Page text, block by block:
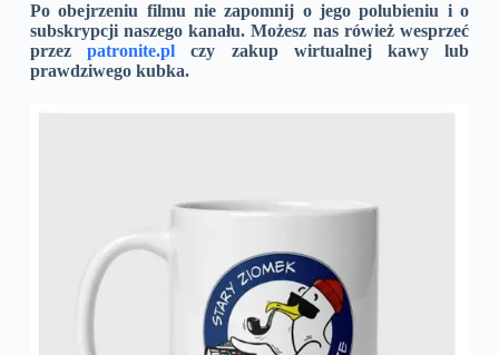
Po obejrzeniu filmu nie zapomnij o jego polubieniu i o
subskrypcji naszego kanału. Możesz nas rówież wesprzeć
przezpatronite.pl czy zakup wirtualnej kawy lub
prawdziwego kubka.